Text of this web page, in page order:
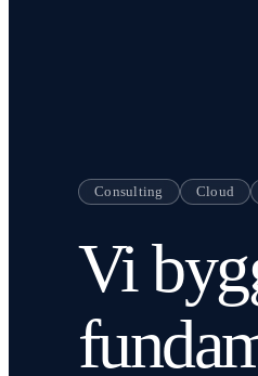
Consulting Cloud
Vi